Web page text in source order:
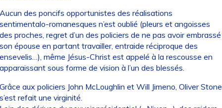
des poncifs opportunistes des réalisations
romanesques n’est oublié (pleurs et angoisses
proches, regret d’un des policiers de ne pas avoir embrassé
épouse en partant travailler, entraide réciproque des
même Jésus-Christ est appelé à la rescousse en
sous forme de vision à l’un des blessés.
aux policiers John McLoughlin et Will Jimeno, Oliver Stone
refait une virginité.